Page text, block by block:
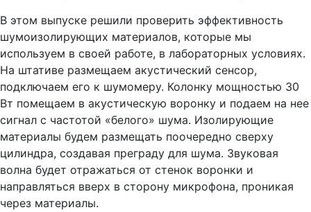
В этом выпуске решили проверить эффективность
шумоизолирующих материалов, которые мы
используем в своей работе, в лабораторных условиях.
На штативе размещаем акустический сенсор,
подключаем его к шумомеру. Колонку мощностью 30
Вт помещаем в акустическую воронку и подаем на нее
сигнал с частотой «белого» шума. Изолирующие
материалы будем размещать поочередно сверху
цилиндра, создавая преграду для шума. Звуковая
волна будет отражаться от стенок воронки и
направляться вверх в сторону микрофона, проникая
через материалы.